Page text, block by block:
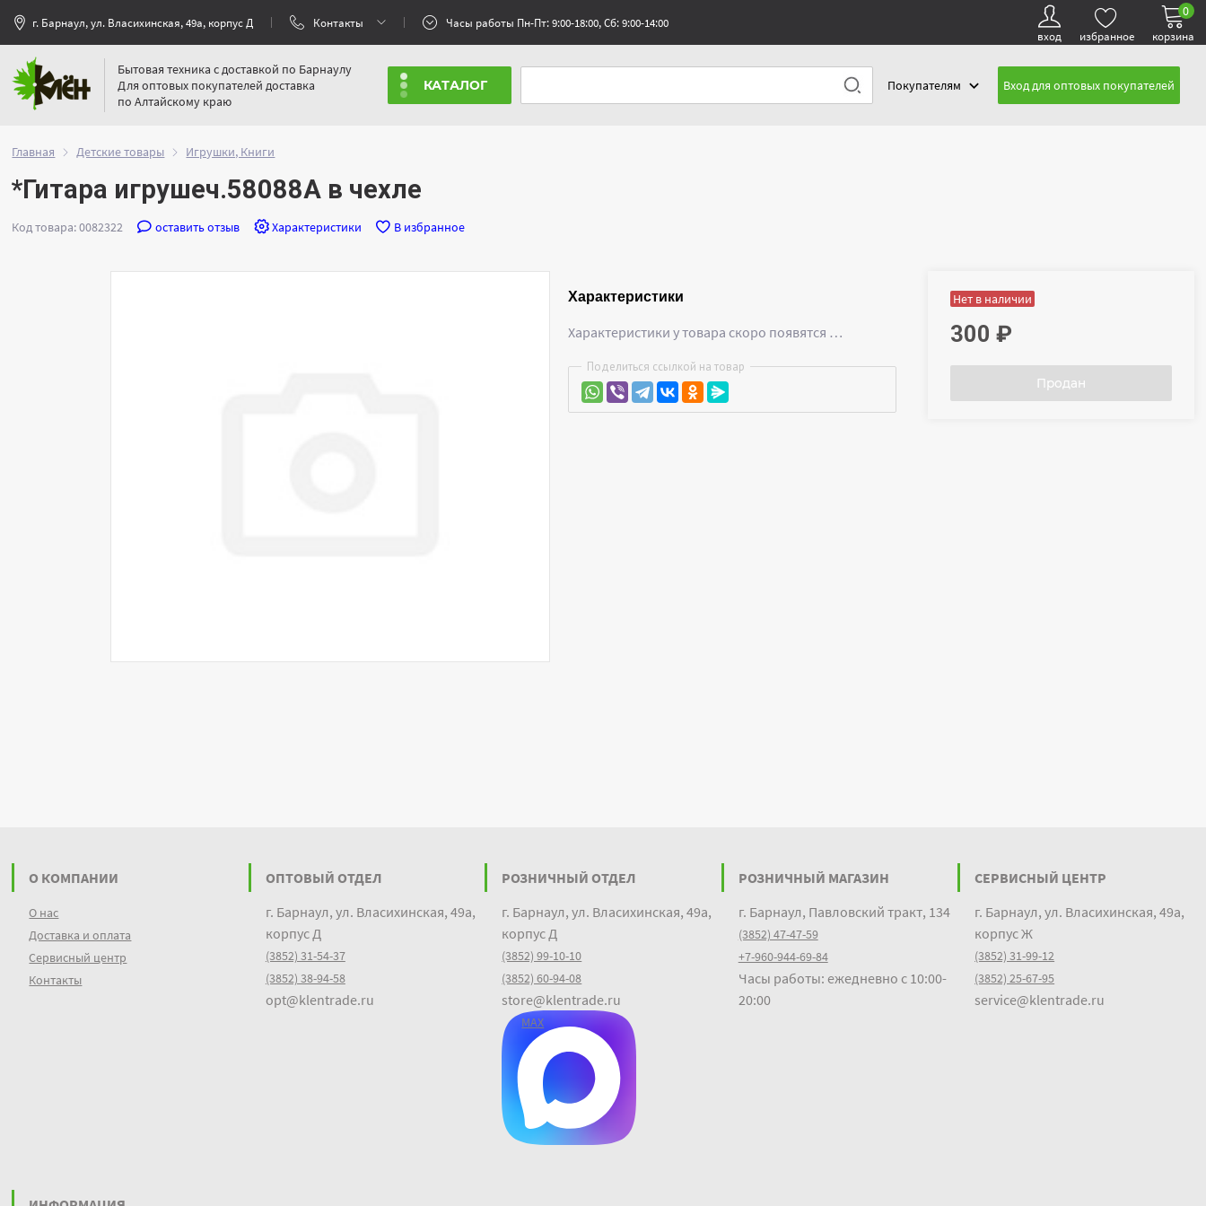
г. Барнаул, ул. Власихинская, 49а, корпус Д Контакты Часы работы Пн-Пт: 9:00-18:00, Сб: 9:00-14:00
вход избранное корзина
0
Бытовая техника с доставкой по Барнаулу
Для оптовых покупателей доставка
по Алтайскому краю
КАТАЛОГ Покупателям Вход для оптовых покупателей
Главная Детские товары Игрушки, Книги
*Гитара игрушеч.58088А в чехле
Код товара: 0082322 оставить отзыв Характеристики В избранное
Характеристики
Характеристики у товара скоро появятся …
Поделиться ссылкой на товар
Нет в наличии
300 ₽
Продан
О КОМПАНИИ
О нас
Доставка и оплата
Сервисный центр
Контакты
ОПТОВЫЙ ОТДЕЛ
г. Барнаул, ул. Власихинская, 49а,
корпус Д
(3852) 31-54-37
(3852) 38-94-58
opt@klentrade.ru
РОЗНИЧНЫЙ ОТДЕЛ
г. Барнаул, ул. Власихинская, 49а,
корпус Д
(3852) 99-10-10
(3852) 60-94-08
store@klentrade.ru
MAX
РОЗНИЧНЫЙ МАГАЗИН
г. Барнаул, Павловский тракт, 134
(3852) 47-47-59
+7-960-944-69-84
Часы работы: ежедневно с 10:00-
20:00
СЕРВИСНЫЙ ЦЕНТР
г. Барнаул, ул. Власихинская, 49а,
корпус Ж
(3852) 31-99-12
(3852) 25-67-95
service@klentrade.ru